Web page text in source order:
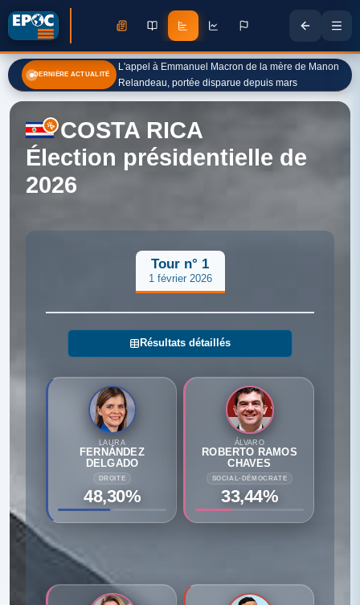
DERNIÈRE ACTUALITÉ
L'appel à Emmanuel Macron de la mère de Manon
Relandeau, portée disparue depuis mars
COSTA RICA
Élection présidentielle de
2026
Tour n° 1
1 février 2026
Résultats détaillés
LAURA
FERNÁNDEZ
DELGADO
DROITE
48,30%
ÁLVARO
ROBERTO RAMOS
CHAVES
SOCIAL-DÉMOCRATE
33,44%